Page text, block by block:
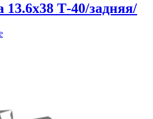
13.6х38 Т-40/задняя/